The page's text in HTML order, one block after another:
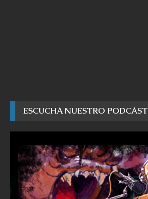
ESCUCHA NUESTRO PODCAST